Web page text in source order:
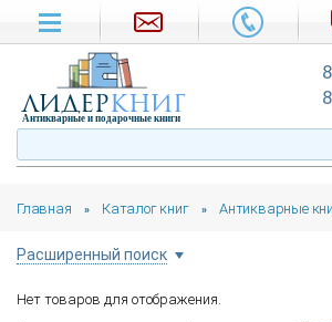
Главная » Каталог книг » Антикварные
Расширенный поиск
Цена руб.
Нет товаров для отображения.
лидеркниг
Антикварные и подарочные книги